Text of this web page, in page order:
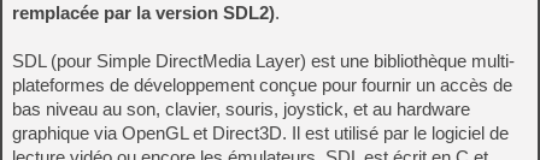
remplacée par la version SDL2).
SDL (pour Simple DirectMedia Layer) est une bibliothèque multi-
plateformes de développement conçue pour fournir un accès de
bas niveau au son, clavier, souris, joystick, et au hardware
graphique via OpenGL et Direct3D. Il est utilisé par le logiciel de